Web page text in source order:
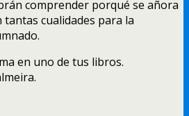
comprender porqué se añora
cualidades para la
en uno de tus libros.